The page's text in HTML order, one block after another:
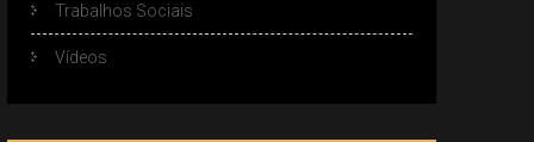
Trabalhos Sociais
Vídeos